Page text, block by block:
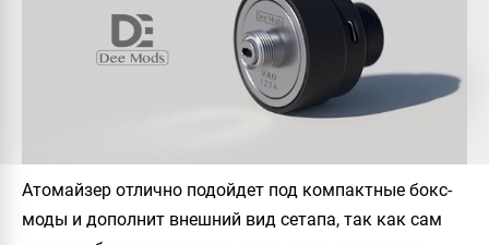
Атомайзер отлично подойдет под компактные бокс-
моды и дополнит внешний вид сетапа, так как сам